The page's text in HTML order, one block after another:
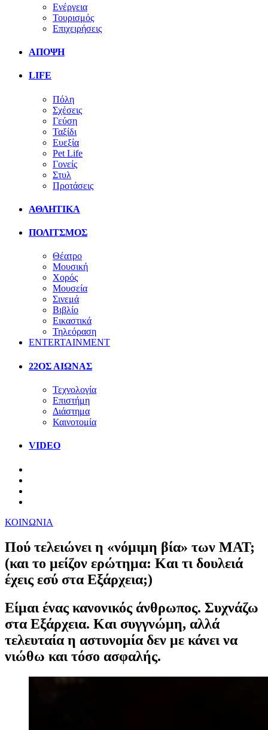
Ενέργεια
Τουρισμός
Επιχειρήσεις
ΑΠΟΨΗ
LIFE
Πόλη
Σχέσεις
Γεύση
Ταξίδι
Ευεξία
Pet Life
Γονείς
Στυλ
Προτάσεις
ΑΘΛΗΤΙΚΑ
ΠΟΛΙΤΣΜΟΣ
Θέατρο
Μουσική
Χορός
Μουσεία
Σινεμά
Βιβλίο
Εικαστικά
Τηλεόραση
ENTERTAINMENT
22ΟΣ ΑΙΩΝΑΣ
Τεχνολογία
Επιστήμη
Διάστημα
Καινοτομία
VIDEO
ΚΟΙΝΩΝΙΑ
Πού τελειώνει η «νόμιμη βία» των ΜΑΤ;
(και το μείζον ερώτημα: Και τι δουλειά
έχεις εσύ στα Εξάρχεια;)
Είμαι ένας κανονικός άνθρωπος. Συχνάζω
στα Εξάρχεια. Και συγγνώμη, αλλά
τελευταία η αστυνομία δεν με κάνει να
νιώθω και τόσο ασφαλής.